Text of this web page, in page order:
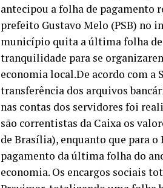
antecipou a folha de pagamento
prefeito Gustavo Melo (PSB) no
município quita a última folha de
tranquilidade para se
economia local.De acordo com a
transferência dos arquivos
nas contas dos servidores foi
são correntistas da Caixa os
de Brasília), enquanto que para o
pagamento da última folha do
economia. Os encargos sociais